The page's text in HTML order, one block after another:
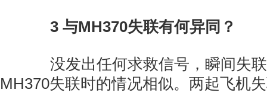
3 与MH370失联有何异同？
没发出任何求救信号，瞬间失联
MH370失联时的情况相似。两起飞机